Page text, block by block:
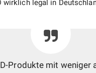
wirklich legal in
Produkte mit weniger